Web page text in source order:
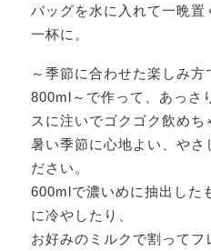
バッグを水に入れて一晩
一杯に。
～季節に合わせた楽しみ方
800ml～で作って、あっさ
スに注いでゴクゴク飲めち
暑い季節に心地よい、やさ
ださい。
600mlで濃いめに抽出した
に冷やしたり、
お好みのミルクで割って